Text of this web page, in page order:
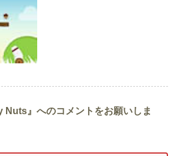
Nuts』へのコメントをお願いしま